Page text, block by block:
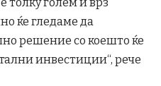
ќе гледаме да
решение со коешто ќе
инвестиции“, рече